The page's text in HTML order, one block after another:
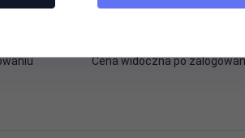
PLN
Skarbonka metalowa z
Cena widoczna po